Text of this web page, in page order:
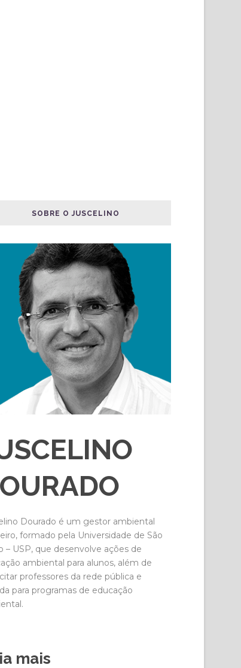
SOBRE O JUSCELINO
Dourado é um gestor ambiental
formado pela Universidade de São
– USP, que desenvolve ações de
ambiental para alunos, além de
professores da rede pública e
para programas de educação
mais